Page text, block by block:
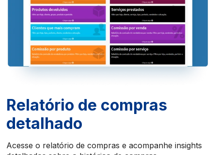
Relatório de compras
detalhado
Acesse o relatório de compras e acompanhe insights